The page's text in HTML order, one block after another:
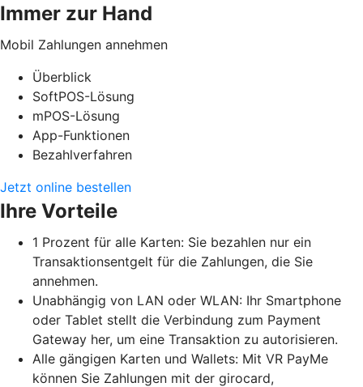
Immer zur Hand
Mobil Zahlungen annehmen
Überblick
SoftPOS-Lösung
mPOS-Lösung
App-Funktionen
Bezahlverfahren
Jetzt online bestellen
Ihre Vorteile
1 Prozent für alle Karten: Sie bezahlen nur ein
Transaktionsentgelt für die Zahlungen, die Sie
annehmen.
Unabhängig von LAN oder WLAN: Ihr Smartphone
oder Tablet stellt die Verbindung zum Payment
Gateway her, um eine Transaktion zu autorisieren.
Alle gängigen Karten und Wallets: Mit VR PayMe
können Sie Zahlungen mit der girocard,